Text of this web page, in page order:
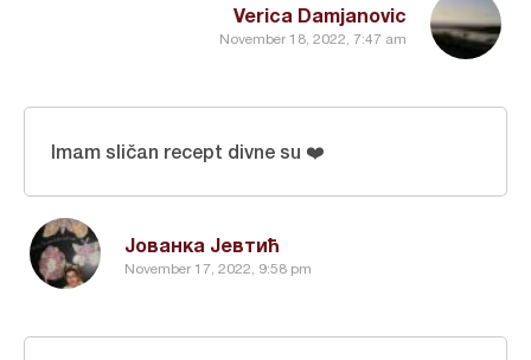
Verica Damjanovic
November 18, 2022, 7:47 am
Јованка Јевтић
November 17, 2022, 9:58 pm
Imam sličan recept divne su ❤️